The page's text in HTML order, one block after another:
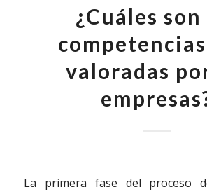
¿Cuáles son
valoradas
La primera fase del proceso